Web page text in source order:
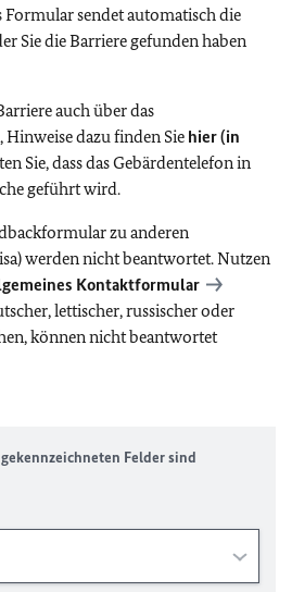
sendet automatisch die
Sie die Barriere gefunden haben
auch über das
dazu finden Sie hier (in
Sie, dass das Gebärdentelefon in
geführt wird.
zu anderen
werden nicht beantwortet. Nutzen
Kontaktformular
lettischer, russischer oder
können nicht beantwortet
Felder sind